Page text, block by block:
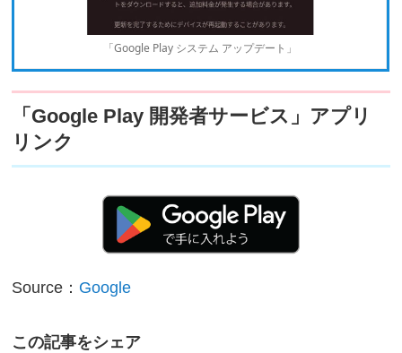
「Google Play システム アップデート」
「Google Play 開発者サービス」アプリ
リンク
Source： Google
この記事をシェア